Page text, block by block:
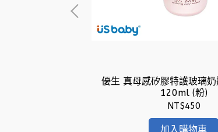
優生 真母感矽膠特護玻璃
120ml (粉)
NT$450
加入購物車